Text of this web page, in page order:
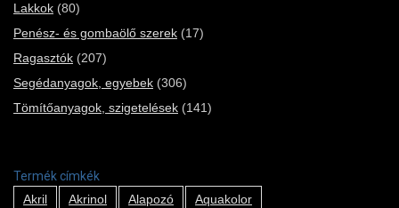
Lakkok (80)
Penész- és gombaölő szerek (17)
Ragasztók (207)
Segédanyagok, egyebek (306)
Tömítőanyagok, szigetelések (141)
Termék címkék
Akril
Akrinol Alapozó
Aquakolor